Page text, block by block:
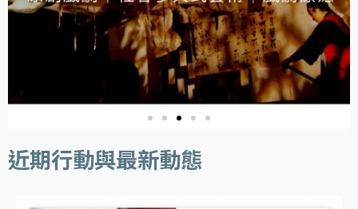
近期行動與最新動態